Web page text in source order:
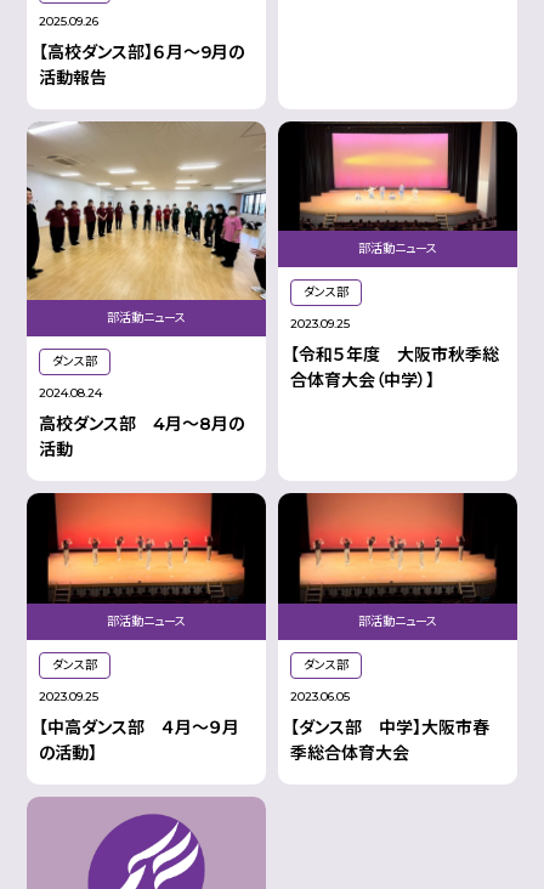
2025.09.26
【高校ダンス部】６月～9月の
活動報告
2024.08.24
部活動ニュース
ダンス部
高校ダンス部 4月～8月の
活動
2023.09.25
部活動ニュース
ダンス部
【令和５年度 大阪市秋季総
合体育大会（中学）】
2023.09.25
部活動ニュース
ダンス部
【中高ダンス部 ４月～９月
の活動】
2023.06.05
部活動ニュース
ダンス部
【ダンス部 中学】大阪市春
季総合体育大会